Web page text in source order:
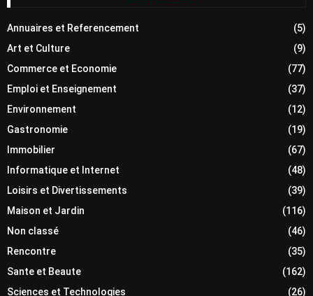
Annuaires et Referencement
(5)
Art et Culture
(9)
Commerce et Economie
(77)
Emploi et Enseignement
(37)
Environnement
(12)
Gastronomie
(19)
Immobilier
(67)
Informatique et Internet
(48)
Loisirs et Divertissements
(39)
Maison et Jardin
(116)
Non classé
(46)
Rencontre
(35)
Sante et Beaute
(162)
Sciences et Technologies
(26)